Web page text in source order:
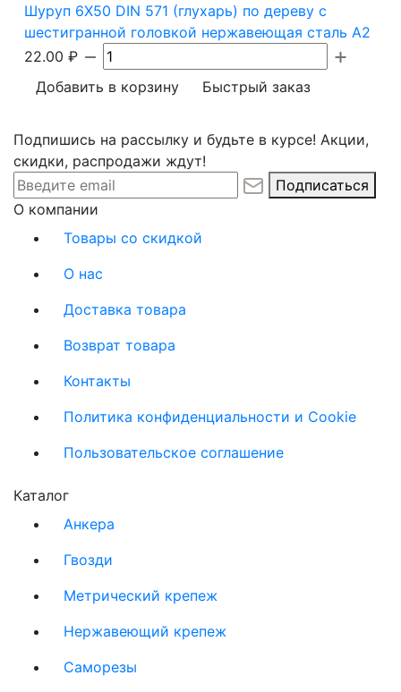
Шуруп 6X50 DIN 571 (глухарь) по дереву с
шестигранной головкой нержавеющая сталь А2
22.00 ₽
Добавить в корзину
Быстрый заказ
Подпишись на рассылку и будьте в курсе! Акции,
скидки, распродажи ждут!
Подписаться
О компании
Товары со скидкой
О нас
Доставка товара
Возврат товара
Контакты
Политика конфиденциальности и Cookie
Пользовательское соглашение
Каталог
Анкера
Гвозди
Метрический крепеж
Нержавеющий крепеж
Саморезы